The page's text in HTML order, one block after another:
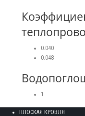
0.040
0.048
1
ПЛОСКАЯ КРОВЛЯ